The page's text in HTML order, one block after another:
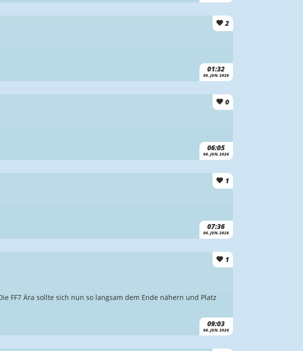
2
01:32
06. JUN. 2026
0
06:05
06. JUN. 2026
1
07:36
06. JUN. 2026
1
09:03
06. JUN. 2026
FF7 Ära sollte sich nun so langsam dem Ende nähern und Platz